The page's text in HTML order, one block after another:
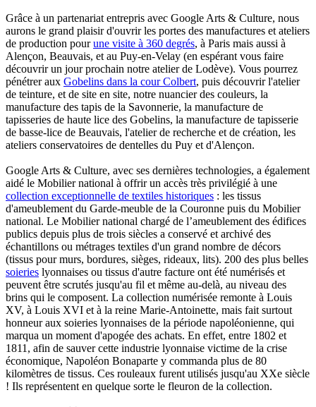
Grâce à un partenariat entrepris avec Google Arts & Culture, nous
aurons le grand plaisir d'ouvrir les portes des manufactures et ateliers
de production pourune visite à 360 degrés, à Paris mais aussi à
Alençon, Beauvais, et au Puy-en-Velay (en espérant vous faire
découvrir un jour prochain notre atelier de Lodève). Vous pourrez
pénétrer aux Gobelins dans la cour Colbert, puis découvrir l'atelier
de teinture, et de site en site, notre nuancier des couleurs, la
manufacture des tapis de la Savonnerie, la manufacture de
tapisseries de haute lice des Gobelins, la manufacture de tapisserie
de basse-lice de Beauvais, l'atelier de recherche et de création, les
ateliers conservatoires de dentelles du Puy et d'Alençon.
Google Arts & Culture, avec ses dernières technologies, a également
aidé le Mobilier national à offrir un accès très privilégié à une
collection exceptionnelle de textiles historiques : les tissus
d'ameublement du Garde-meuble de la Couronne puis du Mobilier
national. Le Mobilier national chargé de l’ameublement des édifices
publics depuis plus de trois siècles a conservé et archivé des
échantillons ou métrages textiles d'un grand nombre de décors
(tissus pour murs, bordures, sièges, rideaux, lits). 200 des plus belles
soieries lyonnaises ou tissus d'autre facture ont été numérisés et
peuvent être scrutés jusqu'au fil et même au-delà, au niveau des
brins qui le composent. La collection numérisée remonte à Louis
XV, à Louis XVI et à la reine Marie-Antoinette, mais fait surtout
honneur aux soieries lyonnaises de la période napoléonienne, qui
marqua un moment d'apogée des achats. En effet, entre 1802 et
1811, afin de sauver cette industrie lyonnaise victime de la crise
économique, Napoléon Bonaparte y commanda plus de 80
kilomètres de tissus. Ces rouleaux furent utilisés jusqu'au XXe siècle
! Ils représentent en quelque sorte le fleuron de la collection.